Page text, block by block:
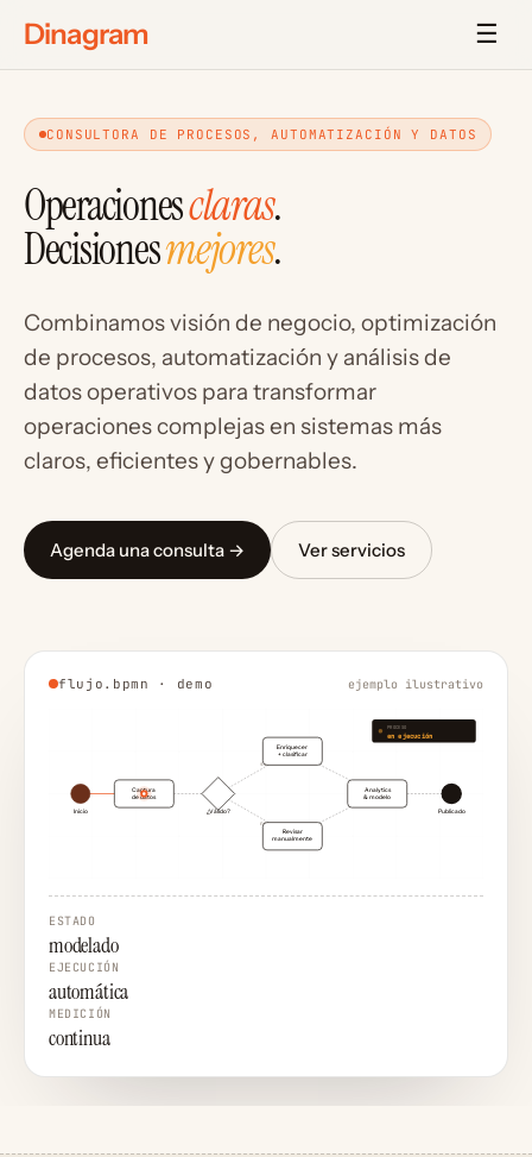
Dinagram ☰
CONSULTORA DE PROCESOS, AUTOMATIZACIÓN Y DATOS
Operacionesclaras.
Decisionesmejores.
Combinamos visión de negocio, optimización
de procesos, automatización y análisis de
datos operativos para transformar
operaciones complejas en sistemas más
claros, eficientes y gobernables.
Agenda una consulta → Ver servicios
flujo.bpmn · demo ejemplo ilustrativo
sí
no
Inicio
Captura
de datos
¿Válido?
Enriquecer
+ clasificar
Revisar
manualmente
Analytics
& modelo
Publicado
PROCESO
en ejecución
ESTADO
modelado
EJECUCIÓN
automática
MEDICIÓN
continua